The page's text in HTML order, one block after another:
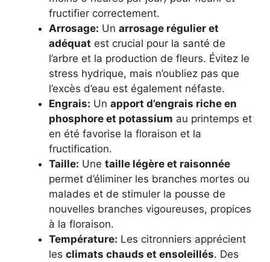
fructifier correctement.
Arrosage: Un arrosage régulier et
adéquat est crucial pour la santé de
l’arbre et la production de fleurs. Évitez le
stress hydrique, mais n’oubliez pas que
l’excès d’eau est également néfaste.
Engrais: Un apport d’engrais riche en
phosphore et potassium au printemps et
en été favorise la floraison et la
fructification.
Taille: Une taille légère et raisonnée
permet d’éliminer les branches mortes ou
malades et de stimuler la pousse de
nouvelles branches vigoureuses, propices
à la floraison.
Température: Les citronniers apprécient
les climats chauds et ensoleillés. Des